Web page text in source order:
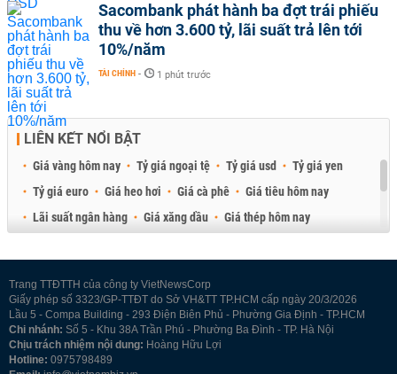
Sacombank phát hành ba đợt trái phiếu
thu về hơn 3.600 tỷ, lãi suất trả lên tới
10%/năm
TÀI CHÍNH - 1 phút trước
LIÊN KẾT NỔI BẬT
Giá vàng hôm nay Tỷ giá ngoại tệ Tỷ giá usd
Tỷ giá yen
Tỷ giá euro
Giá heo hơi Giá cà phê
Giá tiêu hôm nay
Lãi suất ngân hàng
Giá xăng dầu
Giá thép hôm nay
Trang TTĐTTH của công ty VietNewsCorp
Giấy phép số 3323/GP-TTĐT do Sở VH&TT TP.HCM cấp ngày 20/3/2026
Lầu 5 - Compa Building - 293 Điện Biên Phủ - Phường Gia Định - TP.HCM
Chi nhánh: Số 5 - Khu 38A Trần Phú - Phường Ba Đình - TP. Hà Nội
Chịu trách nhiệm nội dung: Hoàng Hữu Lợi
Hotline: 0975798489